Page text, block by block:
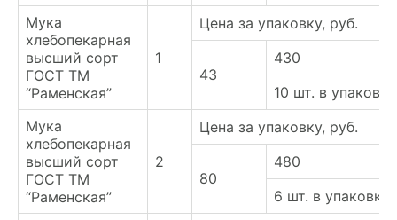
Мука
хлебопекарная
высший сорт
ГОСТ ТМ
“Раменская”
1
Цена за упаковку, руб.
43
430
10 шт. в упаковке
Мука
хлебопекарная
высший сорт
ГОСТ ТМ
“Раменская”
2
Цена за упаковку, руб.
80
480
6 шт. в упаковке